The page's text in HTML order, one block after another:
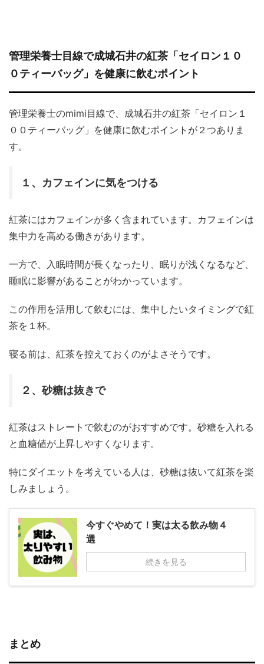
管理栄養士目線で成城石井の紅茶「セイロン１０
０ティーバッグ」を健康に飲むポイント
管理栄養士のmimi目線で、成城石井の紅茶「セイロン１
００ティーバッグ」を健康に飲むポイントが２つありま
す。
１、カフェインに気をつける
紅茶にはカフェインが多く含まれています。カフェインは
集中力を高める働きがあります。
一方で、入眠時間が長くなったり、眠りが浅くなるなど、
睡眠に影響があることがわかっています。
この作用を活用して飲むには、集中したいタイミングで紅
茶を１杯。
寝る前は、紅茶を控えておくのがよさそうです。
２、砂糖は抜きで
紅茶はストレートで飲むのがおすすめです。砂糖を入れる
と血糖値が上昇しやすくなります。
特にダイエットを考えている人は、砂糖は抜いて紅茶を楽
しみましょう。
今すぐやめて！実は太る飲み物４
選
続きを見る
まとめ